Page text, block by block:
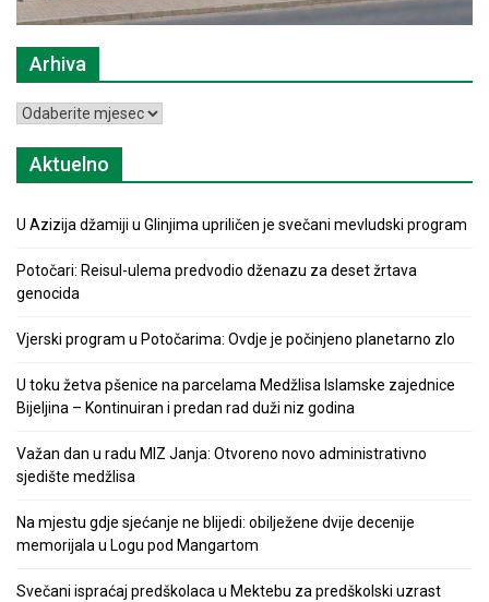
Arhiva
Arhiva
Aktuelno
U Azizija džamiji u Glinjima upriličen je svečani mevludski program
Potočari: Reisul-ulema predvodio dženazu za deset žrtava
genocida
Vjerski program u Potočarima: Ovdje je počinjeno planetarno zlo
U toku žetva pšenice na parcelama Medžlisa Islamske zajednice
Bijeljina – Kontinuiran i predan rad duži niz godina
Važan dan u radu MIZ Janja: Otvoreno novo administrativno
sjedište medžlisa
Na mjestu gdje sjećanje ne blijedi: obilježene dvije decenije
memorijala u Logu pod Mangartom
Svečani ispraćaj predškolaca u Mektebu za predškolski uzrast